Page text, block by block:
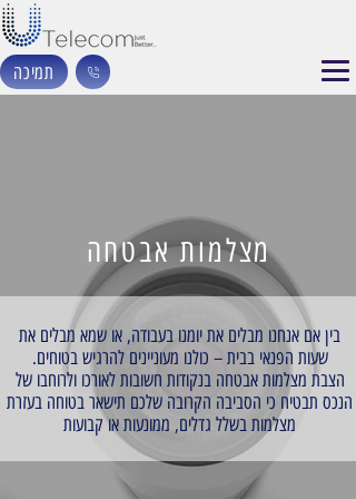
תמיכה
מצלמות אבטחה
בין אם אנחנו מבלים את יומנו בעבודה, או שמא מבלים את
שעות הפנאי בבית – כולנו מעוניינים להרגיש בטוחים.
הצבת מצלמות אבטחה בנקודות חשובות לאורכו ולרוחבו של
הנכס תבטיח כי הסביבה הקרובה שלכם תישאר בטוחה בעזרת
מצלמות בשלל גדלים, ממונעות או קבועות